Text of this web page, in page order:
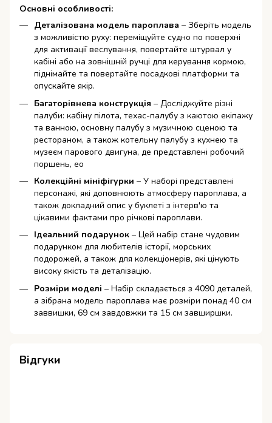
Основні особливості:
Деталізована модель пароплава – Зберіть модель
з можливістю руху: переміщуйте судно по поверхні
для активації веслування, повертайте штурвал у
кабіні або на зовнішній ручці для керування кормою,
піднімайте та повертайте посадкові платформи та
опускайте якір.
Багаторівнева конструкція – Досліджуйте різні
палуби: кабіну пілота, техас-палубу з каютою екіпажу
та ванною, основну палубу з музичною сценою та
рестораном, а також котельну палубу з кухнею та
музеєм парового двигуна, де представлені робочий
поршень, ео
Колекційні мініфігурки – У наборі представлені
персонажі, які доповнюють атмосферу пароплава, а
також докладний опис у буклеті з інтерв'ю та
цікавими фактами про річкові пароплави.
Ідеальний подарунок – Цей набір стане чудовим
подарунком для любителів історії, морських
подорожей, а також для колекціонерів, які цінують
високу якість та деталізацію.
Розміри моделі – Набір складається з 4090 деталей,
а зібрана модель пароплава має розміри понад 40 см
заввишки, 69 см завдовжки та 15 см завширшки.
Відгуки